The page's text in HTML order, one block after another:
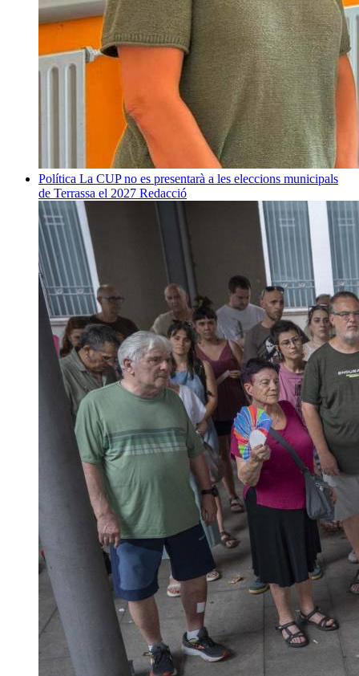
Política La CUP no es presentarà a les eleccions municipals
de Terrassa el 2027 Redacció